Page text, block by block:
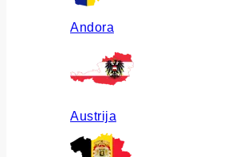
Andora
Austrija